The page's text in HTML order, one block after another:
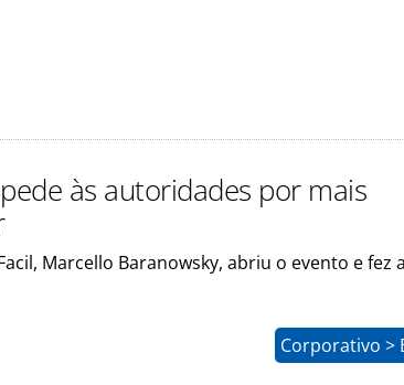
às autoridades por mais
Marcello Baranowsky, abriu o evento e fez
Corporativo >